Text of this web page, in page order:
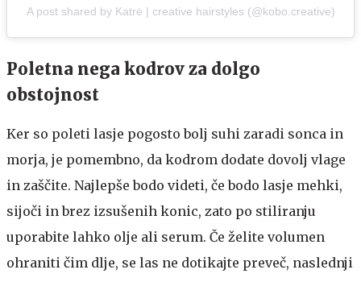
A post shared by Katrė | creative hairstyles (@kobo.creative)
Poletna nega kodrov za dolgo
obstojnost
Ker so poleti lasje pogosto bolj suhi zaradi sonca in
morja, je pomembno, da kodrom dodate dovolj vlage
in zaščite. Najlepše bodo videti, če bodo lasje mehki,
sijoči in brez izsušenih konic, zato po stiliranju
uporabite lahko olje ali serum. Če želite volumen
ohraniti čim dlje, se las ne dotikajte preveč, naslednji